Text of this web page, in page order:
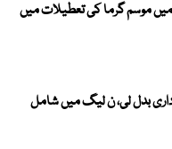
موسم گرما کی تعطیلات میں
بدل لی، ن لیگ میں شامل